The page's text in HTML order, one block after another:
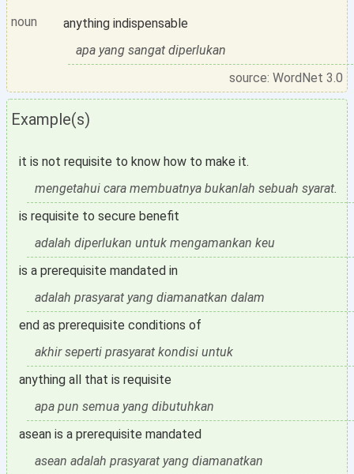
noun
anything indispensable
apa yang sangat diperlukan
source: WordNet 3.0
Example(s)
it is not requisite to know how to make it.
mengetahui cara membuatnya bukanlah sebuah syarat.
is requisite to secure benefit
adalah diperlukan untuk mengamankan keu
is a prerequisite mandated in
adalah prasyarat yang diamanatkan dalam
end as prerequisite conditions of
akhir seperti prasyarat kondisi untuk
anything all that is requisite
apa pun semua yang dibutuhkan
asean is a prerequisite mandated
asean adalah prasyarat yang diamanatkan